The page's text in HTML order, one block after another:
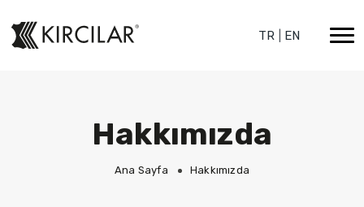
TR EN
Hakkımızda
Ana Sayfa Hakkımızda